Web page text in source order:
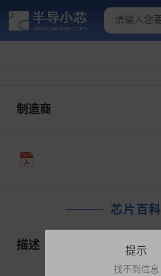
制造商
芯片百科
描述 提示
找不到信息